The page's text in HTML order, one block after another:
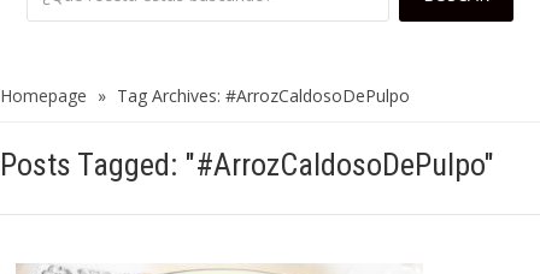
Homepage » Tag Archives: #ArrozCaldosoDePulpo
Posts Tagged: "#ArrozCaldosoDePulpo"